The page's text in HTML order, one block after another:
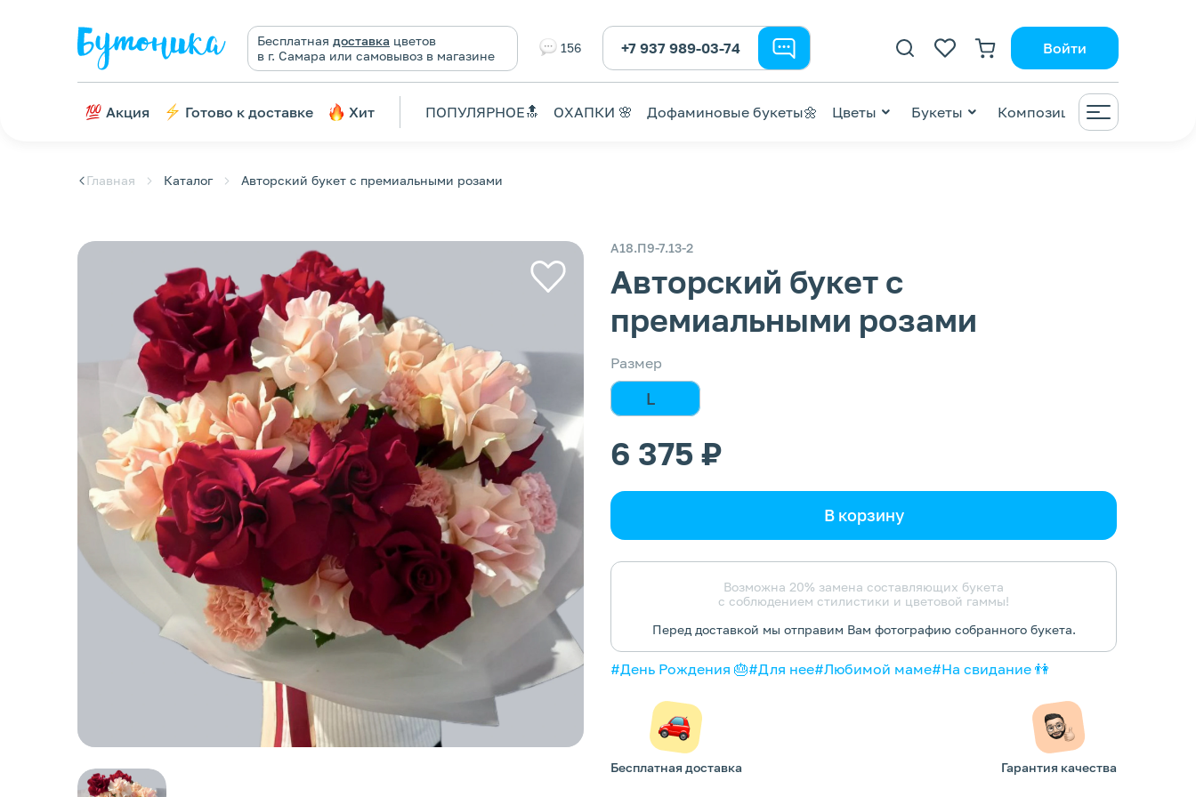
Бесплатная доставка цветов
в г. Самара или самовывоз в магазине
156 +7 937 989-03-74 Войти
Акция Готово к доставке Хит ПОПУЛЯРНОЕ🔝 ОХАПКИ 🌸 Дофаминовые букеты🌼 Цветы Букеты Композиции
Главная Каталог Авторский букет с премиальными розами
А18.П9-7.13-2
Авторский букет с
премиальными розами
Размер
L
6 375 ₽
В корзину
Возможна 20% замена составляющих букета
с соблюдением стилистики и цветовой гаммы!
Перед доставкой мы отправим Вам фотографию собранного букета.
#День Рождения 🎂#Для нее#Любимой маме#На свидание 👫
Бесплатная доставка Гарантия качества